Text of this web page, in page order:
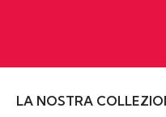
LA NOSTRA